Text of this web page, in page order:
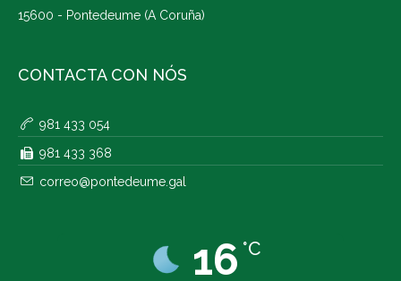
15600 - Pontedeume (A Coruña)
CONTACTA CON NÓS
981 433 054
981 433 368
correo@pontedeume.gal
16 °C